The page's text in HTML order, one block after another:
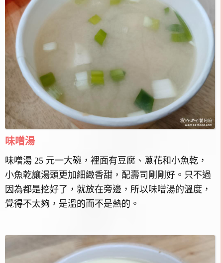
味噌湯
味噌湯 25 元一大碗，裡面有豆腐、蔥花和小魚乾，
小魚乾讓湯頭更加細緻香甜，配壽司剛剛好。只不過
因為都是挖好了，就放在旁邊，所以味噌湯的溫度，
覺得不太夠，是溫的而不是熱的。